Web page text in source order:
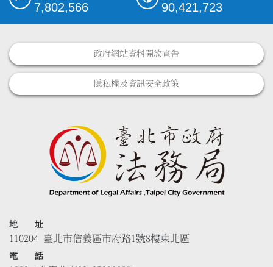
7,802,566 90,421,723
政府網站資料開放宣告
隱私權及資訊安全政策
地 址
110204 臺北市信義區市府路1號8樓東北區
電 話